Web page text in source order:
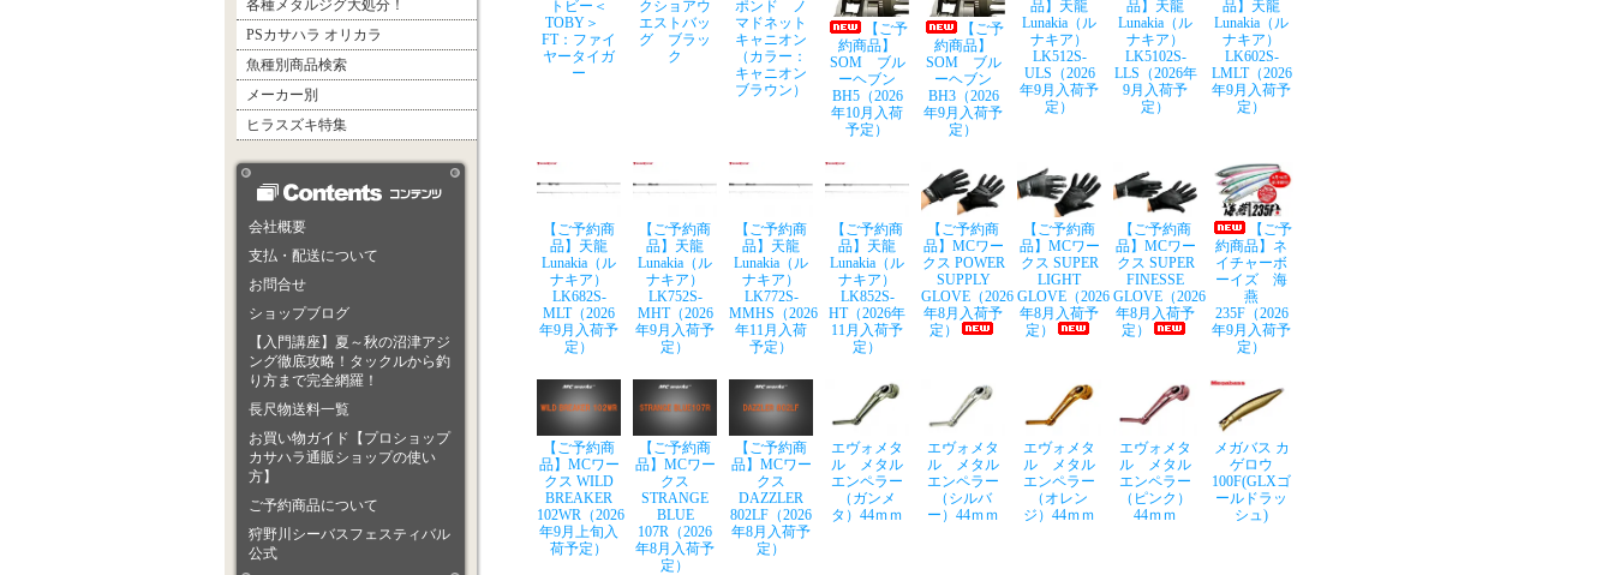
各種メタルジグ大処分！
PSカサハラ オリカラ
魚種別商品検索
メーカー別
ヒラスズキ特集
会社概要
支払・配送について
お問合せ
ショップブログ
【入門講座】夏～秋の沼津アジ
ング徹底攻略！タックルから釣
り方まで完全網羅！
長尺物送料一覧
お買い物ガイド【プロショップ
カサハラ通販ショップの使い
方】
ご予約商品について
狩野川シーバスフェスティバル
公式
トビー＜
TOBY＞
FT：ファイ
ヤータイガ
ー
クショアウ
エストバッ
グ ブラッ
ク
ポンド ノ
マドネット
キャニオン
（カラー：
キャニオン
ブラウン）
【ご予
約商品】
SOM ブル
ーヘブン
BH5（2026
年10月入荷
予定）
【ご予
約商品】
SOM ブル
ーヘブン
BH3（2026
年9月入荷予
定）
品】天龍
Lunakia（ル
ナキア）
LK512S-
ULS（2026
年9月入荷予
定）
品】天龍
Lunakia（ル
ナキア）
LK5102S-
LLS（2026年
9月入荷予
定）
品】天龍
Lunakia（ル
ナキア）
LK602S-
LMLT（2026
年9月入荷予
定）
【ご予約商
品】天龍
Lunakia（ル
ナキア）
LK682S-
MLT（2026
年9月入荷予
定）
【ご予約商
品】天龍
Lunakia（ル
ナキア）
LK752S-
MHT（2026
年9月入荷予
定）
【ご予約商
品】天龍
Lunakia（ル
ナキア）
LK772S-
MMHS（2026
年11月入荷
予定）
【ご予約商
品】天龍
Lunakia（ル
ナキア）
LK852S-
HT（2026年
11月入荷予
定）
【ご予約商
品】MCワー
クス POWER
SUPPLY
GLOVE（2026
年8月入荷予
定）
【ご予約商
品】MCワー
クス SUPER
LIGHT
GLOVE（2026
年8月入荷予
定）
【ご予約商
品】MCワー
クス SUPER
FINESSE
GLOVE（2026
年8月入荷予
定）
【ご予
約商品】ネ
イチャーボ
ーイズ 海
燕
235F（2026
年9月入荷予
定）
【ご予約商
品】MCワー
クス WILD
BREAKER
102WR（2026
年9月上旬入
荷予定）
【ご予約商
品】MCワー
クス
STRANGE
BLUE
107R（2026
年8月入荷予
定）
【ご予約商
品】MCワー
クス
DAZZLER
802LF（2026
年8月入荷予
定）
エヴォメタ
ル メタル
エンペラー
（ガンメ
タ）44ｍｍ
エヴォメタ
ル メタル
エンペラー
（シルバ
ー）44ｍｍ
エヴォメタ
ル メタル
エンペラー
（オレン
ジ）44ｍｍ
エヴォメタ
ル メタル
エンペラー
（ピンク）
44ｍｍ
メガバス カ
ゲロウ
100F(GLXゴ
ールドラッ
シュ)